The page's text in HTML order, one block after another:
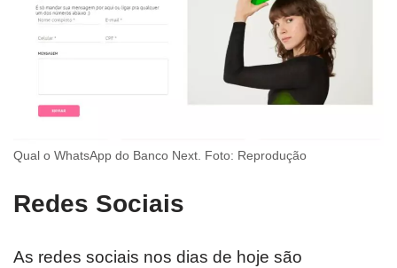
Qual o WhatsApp do Banco Next. Foto: Reprodução
Redes Sociais
As redes sociais nos dias de hoje são